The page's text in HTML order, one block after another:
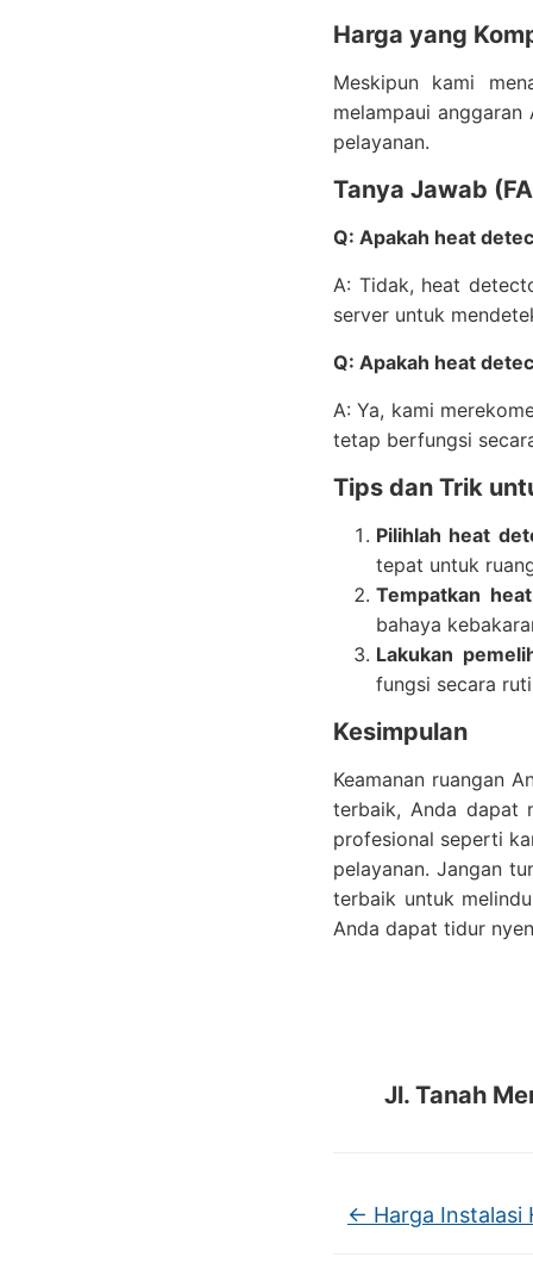
Harga yang
Meskipun kami
melampaui
pelayanan.
Tanya Jawab
Q: Apakah heat
A: Tidak, heat
server untuk
Q: Apakah heat
A: Ya, kami
tetap berfungsi
Tips dan Trik
Pilihlah heat
tepat untuk
Tempatkan
bahaya
Lakukan
fungsi secara
Kesimpulan
Keamanan ruangan
terbaik, Anda dapat
profesional seperti
pelayanan. Jangan
terbaik untuk
Anda dapat tidur
Jl. Tanah
← Harga Instalasi